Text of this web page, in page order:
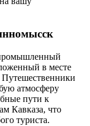
в месте
атмосферу
пути к
Кавказа, что
туриста.